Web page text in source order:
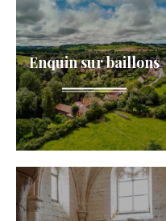
Enquin sur baillons